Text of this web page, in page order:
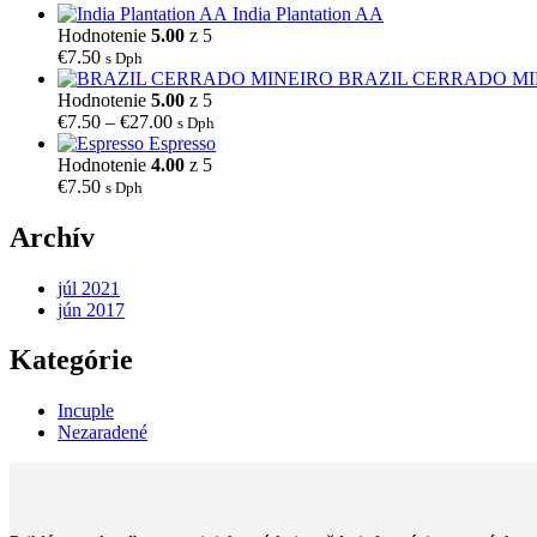
India Plantation AA
Hodnotenie 5.00 z 5
€7.50 s Dph
BRAZIL CERRADO
Hodnotenie 5.00 z 5
€7.50 – €27.00Price
range:
€7.50
s Dph
Espresso
Hodnotenie 4.00 z 5
€7.50 s Dph
Archív
júl 2021
jún 2017
Kategórie
Incuple
Nezaradené